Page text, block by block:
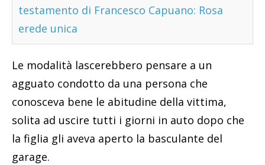
testamento di Francesco Capuano: Rosa
erede unica
Le modalità lascerebbero pensare a un
agguato condotto da una persona che
conosceva bene le abitudine della vittima,
solita ad uscire tutti i giorni in auto dopo che
la figlia gli aveva aperto la basculante del
garage.